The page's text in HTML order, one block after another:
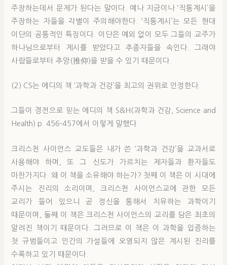
주장하는데서 문제가 된다는 말이다. 예나 지금이나 ‘직통계시’을
주장하는 자들을 각별이 주의해야한다. ‘직통계시’는 모든 현대
이단의 공통적인 특징이다. 이단은 예외 없이 모두 그들의 교주가
하나님으로부터 계시를 받았다고 추종자들을 속인다. 그래야
사람들로부터 추앙(推仰)을 받을 수 있기 때문이다.
(2) CS는 에디의 책 ‘과학과 건강’을 최고의 권위로 인정한다.
그들이 경전으로 믿는 에디의 책 S&H(과학과 건강, Science and
Health) p. 456-457에서 이렇게 말했다.
크리스천 사이언스 교도들은 내가 쓴 ‘과학과 건강’을 교과서로
사용해야 하며, 또 그 신도가 가르치는 제자들과 환자들도
마찬가지다. 왜 이 책을 소유해야 하는가? 첫째 이 책은 이 시대에
주시는 진리의 소리이며, 크리스천 사이언스교에 관한 모든
교리가 들어 있으니 곧 정신을 통해서 치유하는 과학이기
때문이며, 둘째 이 책은 크리스천 사이언스의 교리를 담은 최초의
알려진 책이기 때문이다. 그러므로 이 책은 이 과학을 입증하는
첫 규범들이고 인간의 가설들에 오염되지 않은 계시된 진리를
수록하고 있기 때문이다.